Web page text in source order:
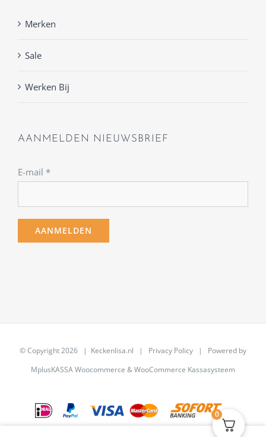
Merken
Sale
Werken Bij
AANMELDEN NIEUWSBRIEF
E-mail *
© Copyright2026 | Keckenlisa.nl | Privacy Policy | Powered by
MplusKASSA Woocommerce &WooCommerce Kassasysteem
0